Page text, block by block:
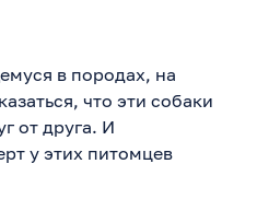
в породах, на
что эти собаки
от друга. И
у этих питомцев